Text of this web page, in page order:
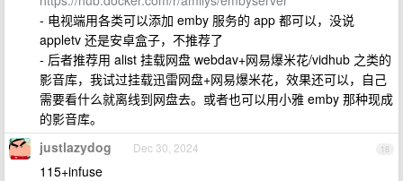
- 电视端用各类可以添加 emby 服务的 app 都可以，没说
appletv 还是安卓盒子，不推荐了
- 后者推荐用 alist 挂载网盘 webdav+网易爆米花/vidhub 之类的
影音库，我试过挂载迅雷网盘+网易爆米花，效果还可以，自己
需要看什么就离线到网盘去。或者也可以用小雅 emby 那种现成
的影音库。
18
justlazydog Dec 30, 2024
115+infuse